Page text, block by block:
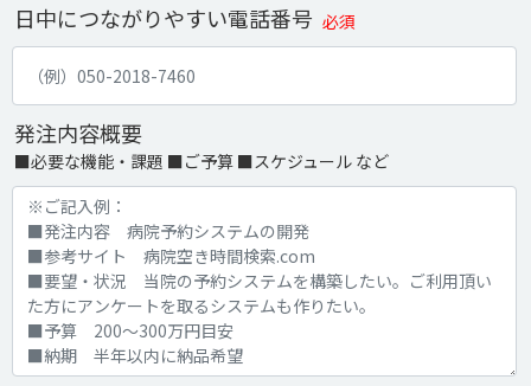
日中につながりやすい電話番号 必須
発注内容概要
■必要な機能・課題 ■ご予算 ■スケジュール など